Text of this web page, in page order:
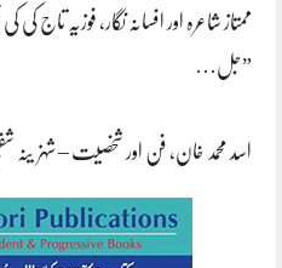
ممتاز شاعرہ اور افسانہ نگار، فوزیہ تاج
”جل…
اسد محمد خان، فن اور شخصیت – شہزینہ